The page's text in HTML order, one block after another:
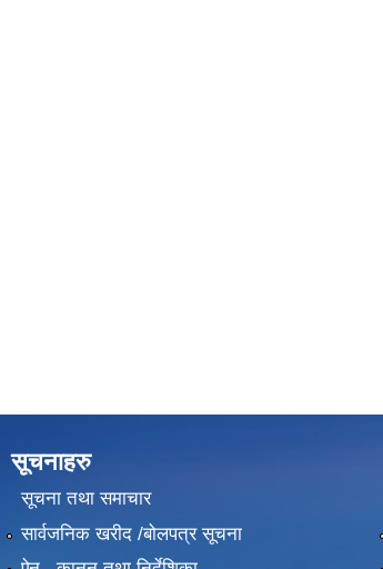
सूचनाहरु
सूचना तथा समाचार
सार्वजनिक खरीद /बोलपत्र सूचना